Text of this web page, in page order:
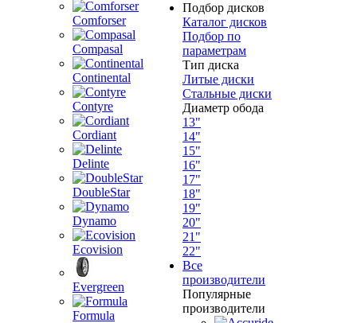
Comforser
Compasal
Continental
Contyre
Cordiant
Delinte
DoubleStar
Dynamo
Ecovision
Evergreen
Formula
Подбор дисков
Каталог дисков
Подбор по
параметрам
Тип диска
Литые диски
Стальные диски
Диаметр обода
13"
14"
15"
16"
17"
18"
19"
20"
21"
22"
Все
производители
Популярные
производители